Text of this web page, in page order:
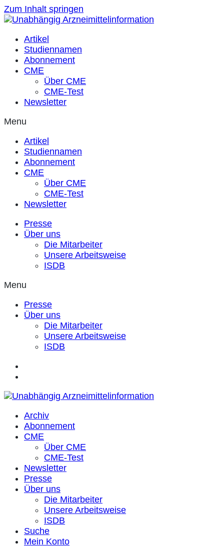
Zum Inhalt springen
Artikel
Studiennamen
Abonnement
CME
Über CME
CME-Test
Newsletter
Menu
Artikel
Studiennamen
Abonnement
CME
Über CME
CME-Test
Newsletter
Presse
Über uns
Die Mitarbeiter
Unsere Arbeitsweise
ISDB
Menu
Presse
Über uns
Die Mitarbeiter
Unsere Arbeitsweise
ISDB
Archiv
Abonnement
CME
Über CME
CME-Test
Newsletter
Presse
Über uns
Die Mitarbeiter
Unsere Arbeitsweise
ISDB
Suche
Mein Konto